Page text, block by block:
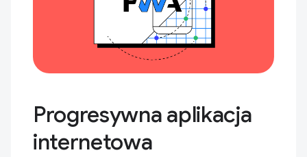
Progresywna aplikacja
internetowa